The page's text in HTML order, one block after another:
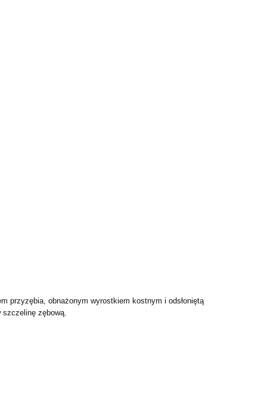
przyzębia, obnażonym wyrostkiem kostnym i odsłoniętą
zębową.